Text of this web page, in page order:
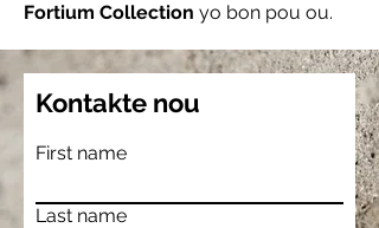
Fortium Collection yo bon pou ou.
Kontakte nou
First name
Last name